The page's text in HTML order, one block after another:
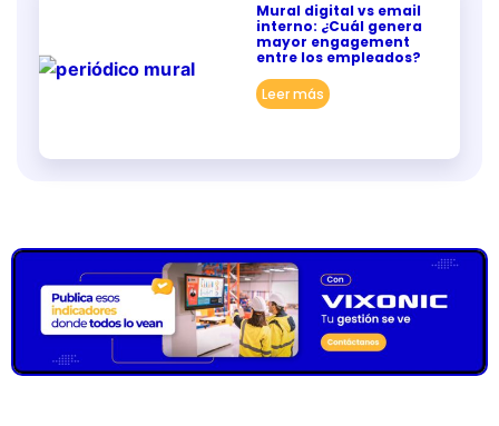
Mural digital vs email
interno: ¿Cuál genera
mayor engagement
entre los empleados?
Leer más